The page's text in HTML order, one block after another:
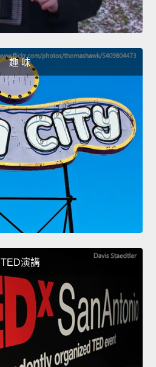
趣 味
TED演講